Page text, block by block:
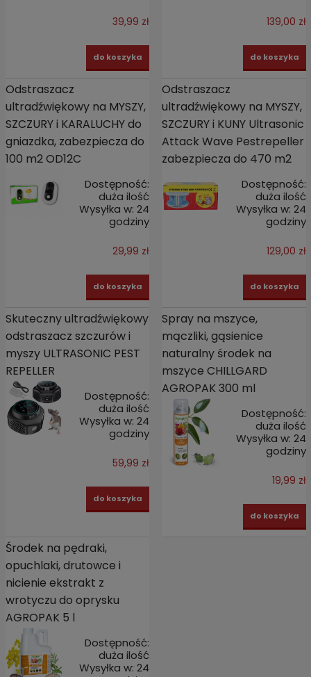
39,99 zł
do koszyka
139,00 zł
do koszyka
Odstraszacz
ultradźwiękowy na MYSZY,
SZCZURY i KARALUCHY do
gniazdka, zabezpiecza do
100 m2 OD12C
Dostępność:
duża ilość
Wysyłka w: 24
godziny
29,99 zł
do koszyka
Odstraszacz
ultradźwiękowy na MYSZY,
SZCZURY i KUNY Ultrasonic
Attack Wave Pestrepeller
zabezpiecza do 470 m2
Dostępność:
duża ilość
Wysyłka w: 24
godziny
129,00 zł
do koszyka
Skuteczny ultradźwiękowy
odstraszacz szczurów i
myszy ULTRASONIC PEST
REPELLER
Dostępność:
duża ilość
Wysyłka w: 24
godziny
59,99 zł
do koszyka
Spray na mszyce,
mączliki, gąsienice
naturalny środek na
mszyce CHILLGARD
AGROPAK 300 ml
Dostępność:
duża ilość
Wysyłka w: 24
godziny
19,99 zł
do koszyka
Środek na pędraki,
opuchlaki, drutowce i
nicienie ekstrakt z
wrotyczu do oprysku
AGROPAK 5 l
Dostępność:
duża ilość
Wysyłka w: 24